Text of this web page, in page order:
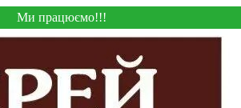
Ми працюємо!!!